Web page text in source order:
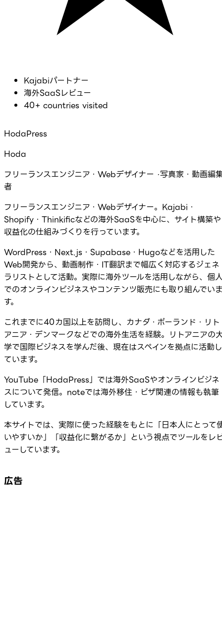
Kajabiパートナー
海外SaaSレビュー
40+ countries visited
HodaPress
Hoda
フリーランスエンジニア・Webデザイナー ·写真家・動画編
者
フリーランスエンジニア・Webデザイナー。Kajabi・
Shopify・Thinkificなどの海外SaaSを中心に、サイト構築や
収益化の仕組みづくりを行っています。
WordPress・Next.js・Supabase・Hugoなどを活用した
Web開発から、動画制作・IT翻訳まで幅広く対応するジェネ
ラリストとして活動。実際に海外ツールを活用しながら、個
でのオンラインビジネスやコンテンツ販売にも取り組んでい
す。
これまでに40カ国以上を訪問し、カナダ・ポーランド・リト
アニア・デンマークなどでの海外生活を経験。リトアニアの
学で国際ビジネスを学んだ後、現在はスペインを拠点に活動し
ています。
YouTube「HodaPress」では海外SaaSやオンラインビジネ
スについて発信。noteでは海外移住・ビザ関連の情報も執筆
しています。
本サイトでは、実際に使った経験をもとに「日本人にとって
いやすいか」「収益化に繋がるか」という視点でツールをレ
ューしています。
広告